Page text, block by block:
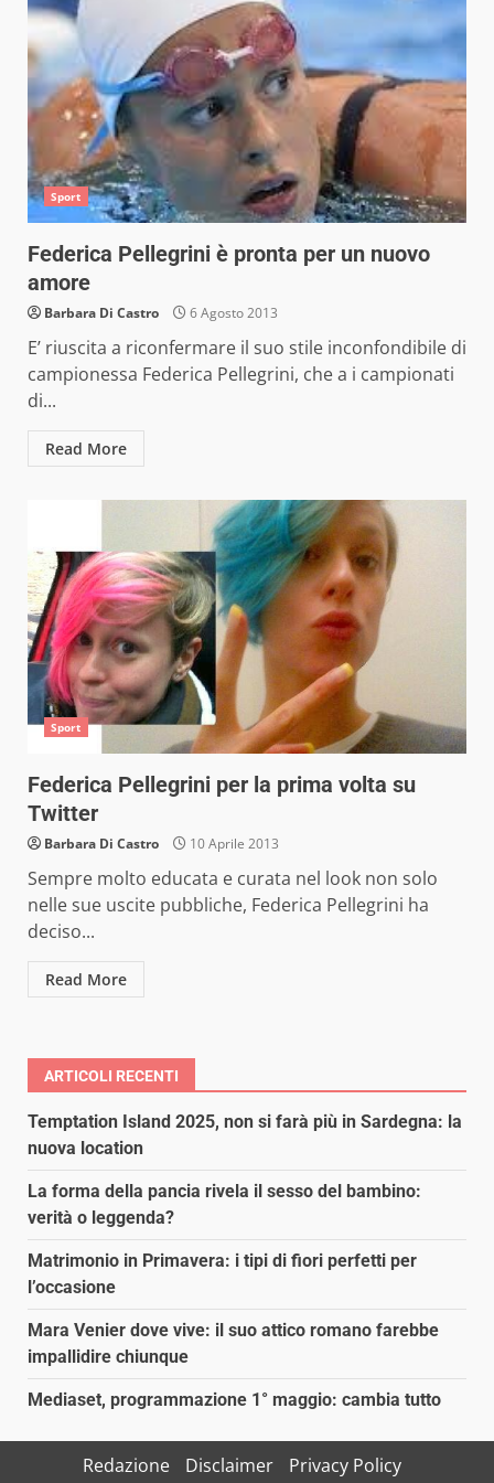
Sport
Federica Pellegrini è pronta per un nuovo
amore
Barbara Di Castro 6 Agosto 2013
E’ riuscita a riconfermare il suo stile inconfondibile di
campionessa Federica Pellegrini, che a i campionati
di...
Read More
Sport
Federica Pellegrini per la prima volta su
Twitter
Barbara Di Castro 10 Aprile 2013
Sempre molto educata e curata nel look non solo
nelle sue uscite pubbliche, Federica Pellegrini ha
deciso...
Read More
ARTICOLI RECENTI
Temptation Island 2025, non si farà più in Sardegna: la
nuova location
La forma della pancia rivela il sesso del bambino:
verità o leggenda?
Matrimonio in Primavera: i tipi di fiori perfetti per
l’occasione
Mara Venier dove vive: il suo attico romano farebbe
impallidire chiunque
Mediaset, programmazione 1° maggio: cambia tutto
Redazione Disclaimer Privacy Policy